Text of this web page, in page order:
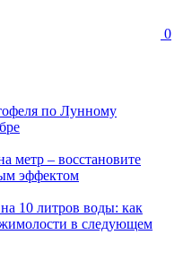
0
по Лунному
метр – восстановите
эффектом
10 литров воды: как
в следующем